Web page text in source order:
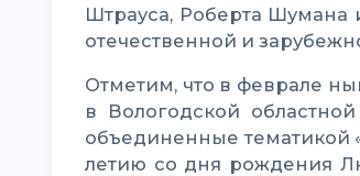
Штрауса, Роберта Шумана
отечественной и
Отметим, что в феврале нынешнего года в рамках проекта «Университет культуры»
в Вологодской
объединенные тематикой
летию со дня рождения